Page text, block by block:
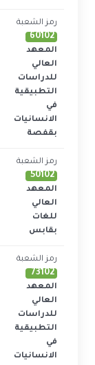
رمز الشعبة
60102
المعهد
العالي
للدراسات
التطبيقية
في
الانسانيات
بقفصة
رمز الشعبة
50102
المعهد
العالي
للغات
بقابس
رمز الشعبة
73102
المعهد
العالي
للدراسات
التطبيقية
في
الانسانيات